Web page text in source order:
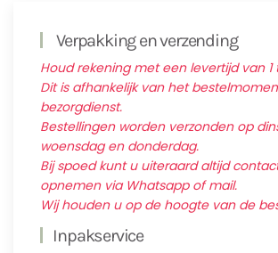
Verpakking en verzending
Houd rekening met een levertijd van 1
Dit is afhankelijk van het
bezorgdienst.
Bestellingen worden verzonden op
woensdag en donderdag.
Bij spoed kunt u uiteraard altijd
opnemen via Whatsapp of mail.
Wij houden u op de hoogte van de
Inpakservice